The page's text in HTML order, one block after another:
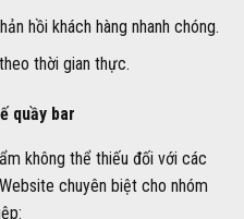
hồi khách hàng nhanh chóng.
thời gian thực.
quầy bar
không thể thiếu đối với các
chuyên biệt cho nhóm